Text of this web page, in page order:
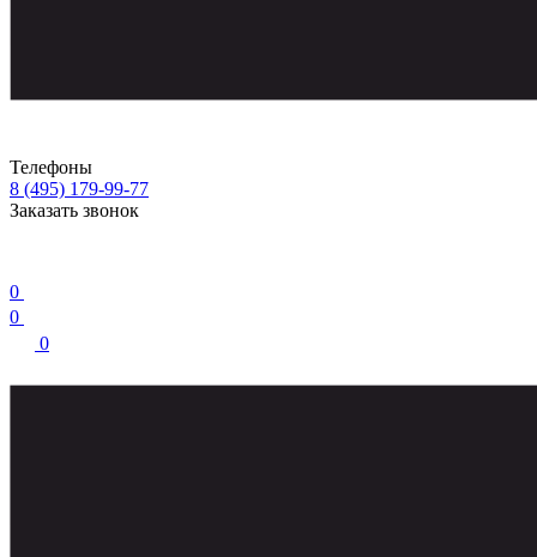
Телефоны
8 (495) 179-99-77
Заказать звонок
0
0
0